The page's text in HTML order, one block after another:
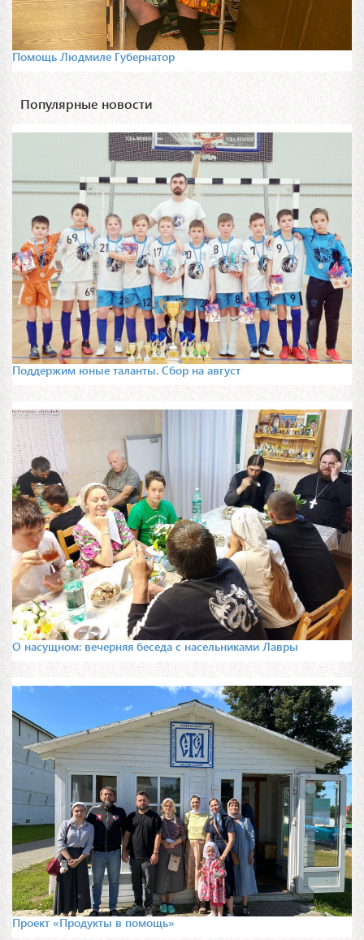
Помощь Людмиле Губернатор
Популярные новости
Поддержим юные таланты. Сбор на август
О насущном: вечерняя беседа с насельниками Лавры
Проект «Продукты в помощь»